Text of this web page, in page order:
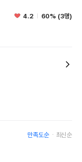
4.2 60% (3명)
만족도순 최신순